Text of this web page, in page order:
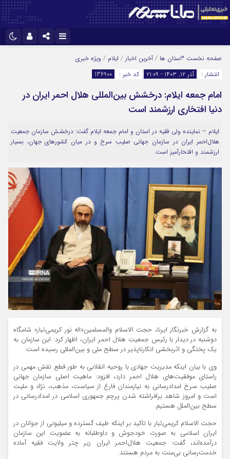
اینستاگرام
تلگرام
سروش
ایتا
آپارات
نام کاربری یا نشانی ایمیل
رمز عبور
مرا به خاطر بسپار
صفحه نخست *استان ها / آخرین اخبار / ایلام / ویژه خبری
انتشار :
آذر ۱۲, ۱۴۰۳ - ۲۱:۰۹ کد خبر : 136900
امام جمعه ایلام: درخشش بین‌المللی هلال احمر ایران در
دنیا افتخاری ارزشمند است
ایلام – نماینده ولی فقیه در استان و امام جمعه ایلام گفت: درخشش سازمان جمعیت
هلال‌احمر ایران در سازمان جهانی صلیب سرخ و در میان کشورهای جهان، بسیار
ارزشمند و افتخارآمیز است.
به گزارش خبرنگار ایرنا، حجت الاسلام والمسلمین«اله نور کریمی‌تبار» شامگاه
دوشنبه در دیدار با رئیس جمعیت هلال‌ احمر ایران، اظهار کرد: این سازمان به
یک پختگی و اثربخشی انکارناپذیر در سطح ملی و بین‌المللی رسیده است.
وی با بیان اینکه مدیریت جهادی با روحیه انقلابی به طور قطع نقش مهمی در
راستای موفقیت‌های هلال احمر دارد، افزود: ماهیت اصلی سازمان جهانی
صلیب سرخ امدادرسانی به نیازمندان فارغ از سیاست، مذهب، نژاد و ملیت
است و امروز شاهد برافراشته شدن پرچم جمهوری اسلامی در امدادرسانی در
سطح بین‌الملل هستیم.
حجت الاسلام کریمی‌تبار با تاکید بر اینکه طیف گسترده و میلیونی از جوانان در
ایران اسلامی به صورت خودجوش و داوطلبانه به عضویت این سازمان
درآمده‌اند، گفت: جمعیت هلال‌احمر ایران زیر چتر ولایت فقیه آماده
خدمت‌رسانی بی‌منت به مردم هستند.